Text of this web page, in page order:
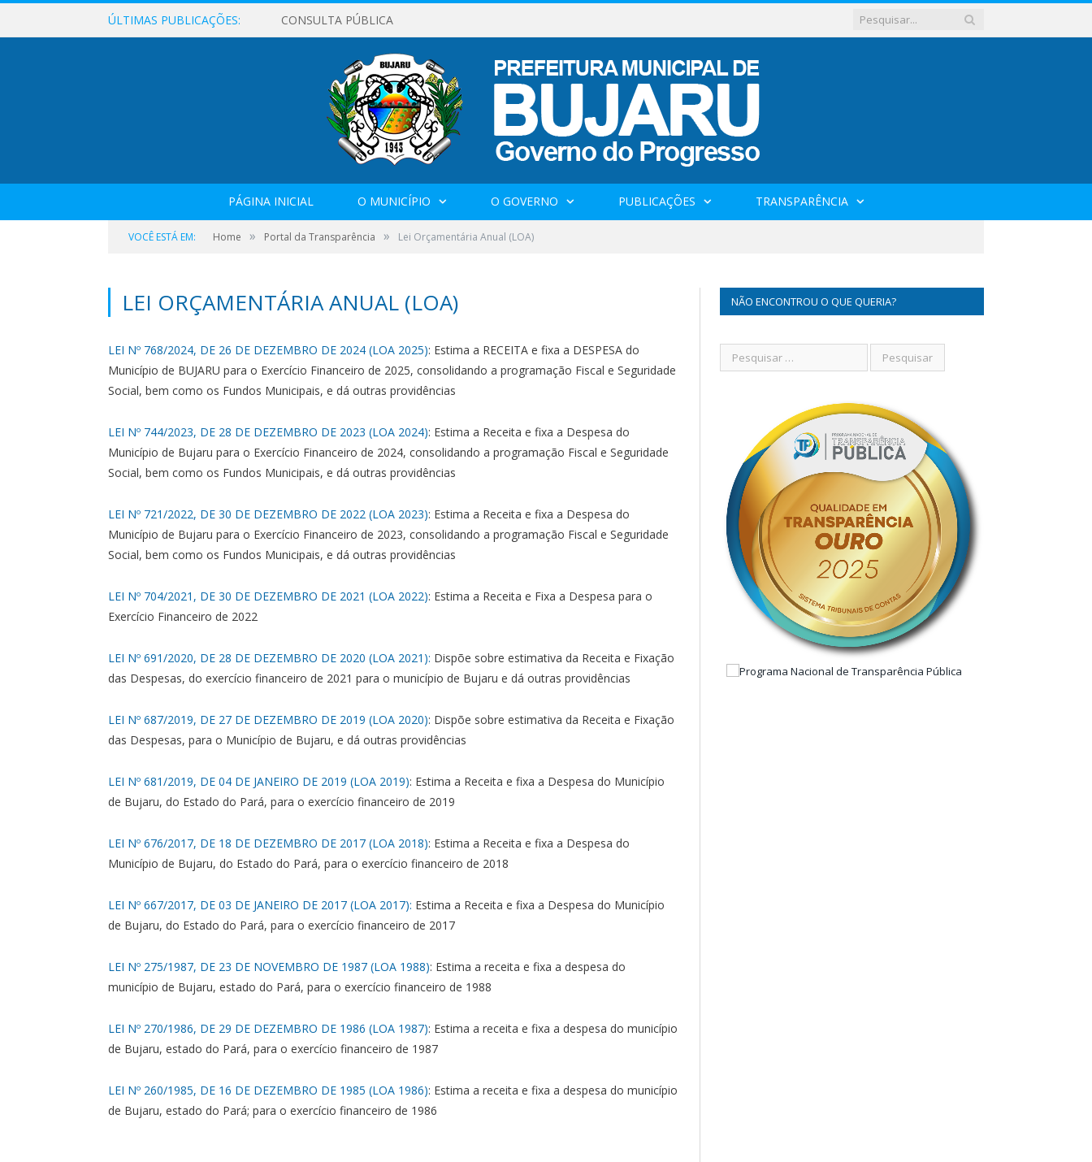
ÚLTIMAS PUBLICAÇÕES: CONSULTA PÚBLICA
PÁGINA INICIAL O MUNICÍPIO O GOVERNO PUBLICAÇÕES TRANSPARÊNCIA
VOCÊ ESTÁ EM: Home » Portal da Transparência » Lei Orçamentária Anual (LOA)
LEI ORÇAMENTÁRIA ANUAL (LOA)
LEI Nº 768/2024, DE 26 DE DEZEMBRO DE 2024 (LOA 2025): Estima a RECEITA e fixa a DESPESA do
Município de BUJARU para o Exercício Financeiro de 2025, consolidando a programação Fiscal e Seguridade
Social, bem como os Fundos Municipais, e dá outras providências
LEI Nº 744/2023, DE 28 DE DEZEMBRO DE 2023 (LOA 2024): Estima a Receita e fixa a Despesa do
Município de Bujaru para o Exercício Financeiro de 2024, consolidando a programação Fiscal e Seguridade
Social, bem como os Fundos Municipais, e dá outras providências
LEI Nº 721/2022, DE 30 DE DEZEMBRO DE 2022 (LOA 2023): Estima a Receita e fixa a Despesa do
Município de Bujaru para o Exercício Financeiro de 2023, consolidando a programação Fiscal e Seguridade
Social, bem como os Fundos Municipais, e dá outras providências
LEI Nº 704/2021, DE 30 DE DEZEMBRO DE 2021 (LOA 2022): Estima a Receita e Fixa a Despesa para o
Exercício Financeiro de 2022
LEI Nº 691/2020, DE 28 DE DEZEMBRO DE 2020 (LOA 2021): Dispõe sobre estimativa da Receita e Fixação
das Despesas, do exercício financeiro de 2021 para o município de Bujaru e dá outras providências
LEI Nº 687/2019, DE 27 DE DEZEMBRO DE 2019 (LOA 2020): Dispõe sobre estimativa da Receita e Fixação
das Despesas, para o Município de Bujaru, e dá outras providências
LEI Nº 681/2019, DE 04 DE JANEIRO DE 2019 (LOA 2019): Estima a Receita e fixa a Despesa do Município
de Bujaru, do Estado do Pará, para o exercício financeiro de 2019
LEI Nº 676/2017, DE 18 DE DEZEMBRO DE 2017 (LOA 2018): Estima a Receita e fixa a Despesa do
Município de Bujaru, do Estado do Pará, para o exercício financeiro de 2018
LEI Nº 667/2017, DE 03 DE JANEIRO DE 2017 (LOA 2017): Estima a Receita e fixa a Despesa do Município
de Bujaru, do Estado do Pará, para o exercício financeiro de 2017
LEI Nº 275/1987, DE 23 DE NOVEMBRO DE 1987 (LOA 1988): Estima a receita e fixa a despesa do
município de Bujaru, estado do Pará, para o exercício financeiro de 1988
LEI Nº 270/1986, DE 29 DE DEZEMBRO DE 1986 (LOA 1987): Estima a receita e fixa a despesa do município
de Bujaru, estado do Pará, para o exercício financeiro de 1987
LEI Nº 260/1985, DE 16 DE DEZEMBRO DE 1985 (LOA 1986): Estima a receita e fixa a despesa do município
de Bujaru, estado do Pará; para o exercício financeiro de 1986
NÃO ENCONTROU O QUE QUERIA?